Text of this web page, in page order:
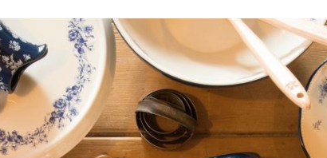
ZWYCZAJE ZRÓB TO SAM PRZEPISY
DANIA GŁÓWNE CIASTA I DESERY